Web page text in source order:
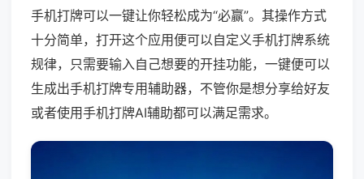
手机打牌可以一键让你轻松成为“必赢”。其操作方式
十分简单，打开这个应用便可以自定义手机打牌系统
规律，只需要输入自己想要的开挂功能，一键便可以
生成出手机打牌专用辅助器，不管你是想分享给好友
或者使用手机打牌AI辅助都可以满足需求。